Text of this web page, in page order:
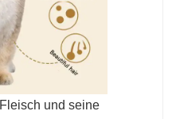
Fleisch und seine